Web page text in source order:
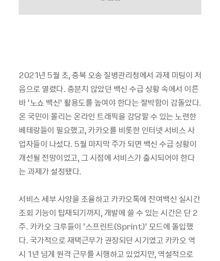
2021년 5월 초, 충북 오송 질병관리청에서 과제 미팅이 처
음으로 열렸다. 충분치 않았던 백신 수급 상황 속에서 이른
바 ‘노쇼 백신’ 활용도를 높여야 한다는 절박함이 감돌았다.
온 국민이 몰리는 온라인 트래픽을 감당할 수 있는 노련한
베테랑들이 필요했고, 카카오를 비롯한 인터넷 서비스 사
업자들이 나섰다. 5월 마지막 주가 되면 백신 수급 상황이
개선될 전망이었고, 그 시점에 서비스가 출시되어야 한다
는 과제가 설정됐다.
서비스 세부 사양을 조율하고 카카오톡에 잔여백신 실시간
조회 기능이 탑재되기까지, 개발에 쓸 수 있는 시간은 단 2
주. 카카오 크루들이 ‘스프린트(Sprint)’ 모드에 돌입했
다. 국가적으로 재택근무가 권장되던 시기였고 카카오 역
시 1년 넘게 원격 근무를 시행하고 있었지만, 역설적으로